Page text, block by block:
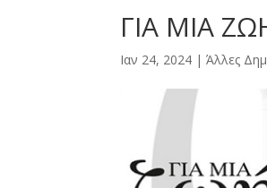
ΓΙΑ ΜΙΑ
Ιαν 24, 2024 |Άλλες